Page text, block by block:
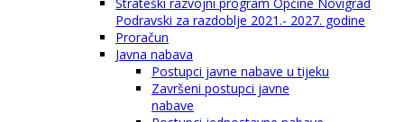
Podravski za razdoblje 2021.- 2027. godine
Proračun
Javna nabava
Postupci javne nabave u tijeku
Završeni postupci javne
nabave